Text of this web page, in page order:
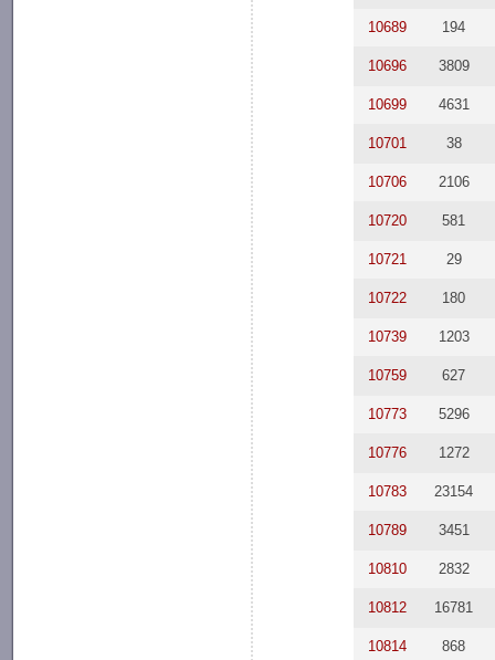
10689 194
10696 3809
10699 4631
10701 38
10706 2106
10720 581
10721 29
10722 180
10739 1203
10759 627
10773 5296
10776 1272
10783 23154
10789 3451
10810 2832
10812 16781
10814 868